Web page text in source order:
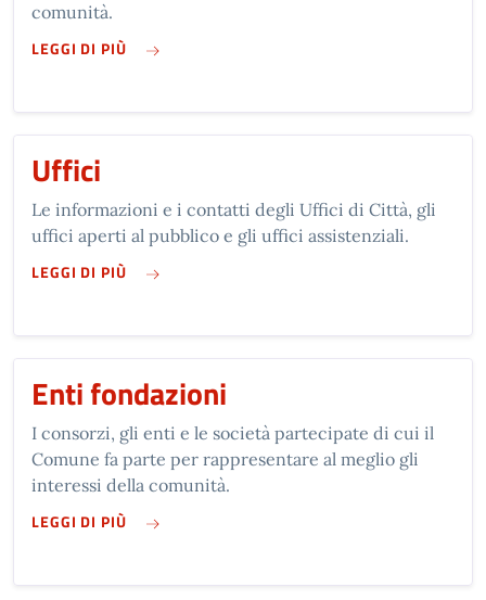
comunità.
LEGGI DI PIÙSU AREE AMMINISTRATIVE
Uffici
Le informazioni e i contatti degli Uffici di Città, gli
uffici aperti al pubblico e gli uffici assistenziali.
LEGGI DI PIÙSU UFFICI
Enti fondazioni
I consorzi, gli enti e le società partecipate di cui il
Comune fa parte per rappresentare al meglio gli
interessi della comunità.
LEGGI DI PIÙSU ENTI FONDAZIONI